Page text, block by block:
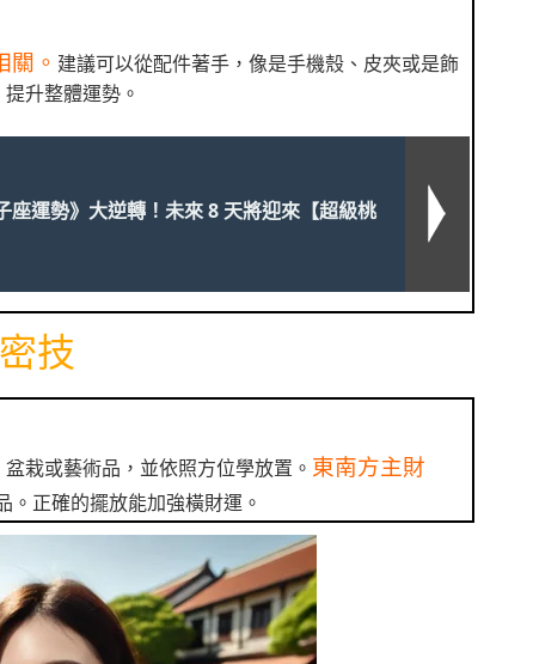
。 建議可以從配件著手，像是手機殼、皮夾或是飾
升整體運勢。
座運勢》大逆轉！未來 8 天將迎來【超級桃
技
栽或藝術品，並依照方位學放置。 東南方主財
。正確的擺放能加強橫財運。